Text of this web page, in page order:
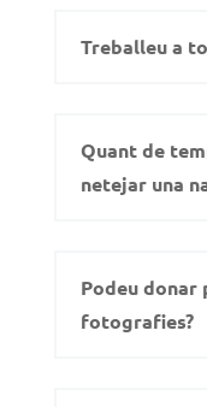
Treballeu a
Quant de
netejar una
Podeu donar
fotografies?